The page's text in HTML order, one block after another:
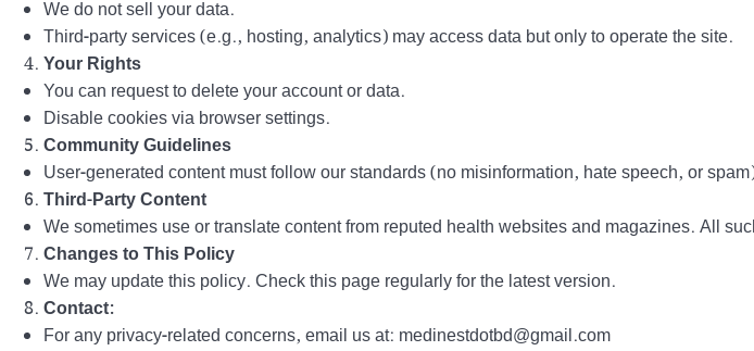
We do not sell your data.
Third-party services (e.g., hosting, analytics) may access data but only to operate the site.
Your Rights
You can request to delete your account or data.
Disable cookies via browser settings.
Community Guidelines
User-generated content must follow our standards (no misinformation, hate speech, or
Third-Party Content
We sometimes use or translate content from reputed health websites and magazines. All
Changes to This Policy
We may update this policy. Check this page regularly for the latest version.
Contact:
For any privacy-related concerns, email us at: medinestdotbd@gmail.com